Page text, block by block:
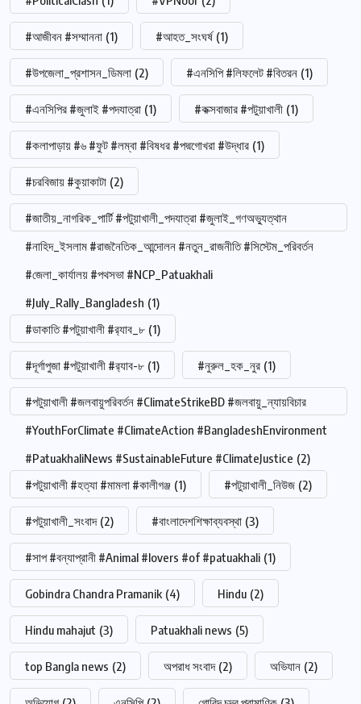
#আজীবন #সম্মাননা (1) #আহত_সংঘর্ষ (1)
#উপজেলা_প্রশাসন_ডিমলা (2) #এনসিপি #লিফলেট #বিতরন (1)
#এনসিপির #জুলাই #পদযাত্রা (1) #কক্সবাজার #পটুয়াখালী (1)
#কলাপাড়ায় #৬ #ফুট #লম্বা #বিষধর #পদ্মগোখরা #উদ্ধার (1)
#চরবিজায় #কুয়াকাটা (2)
#জাতীয়_নাগরিক_পার্টি #পটুয়াখালী_পদযাত্রা #জুলাই_গণঅভ্যুত্থান
#নাহিদ_ইসলাম #রাজনৈতিক_আন্দোলন #নতুন_রাজনীতি #সিস্টেম_পরিবর্তন
#জেলা_কার্যালয় #পথসভা #NCP_Patuakhali
#July_Rally_Bangladesh (1)
#ডাকাতি #পটুয়াখালী #র‍্যাব_৮ (1)
#দূর্গাপুজা #পটুয়াখালী #র‍্যাব-৮ (1) #নুরুল_হক_নুর (1)
#পটুয়াখালী #জলবায়ুপরিবর্তন #ClimateStrikeBD #জলবায়ু_ন্যায়বিচার
#YouthForClimate #ClimateAction #BangladeshEnvironment
#PatuakhaliNews #SustainableFuture #ClimateJustice (2)
#পটুয়াখালী #হত্যা #মামলা #কালীগঞ্জ (1) #পটুয়াখালী_নিউজ (2)
#পটুয়াখালী_সংবাদ (2) #বাংলাদেশশিক্ষাব্যবস্থা (3)
#সাপ #বন্যাপ্রানী #Animal #lovers #of #patuakhali (1)
Gobindra Chandra Pramanik (4) Hindu (2)
Hindu mahajut (3) Patuakhali news (5)
top Bangla news (2) অপরাধ সংবাদ (2) অভিযান (2)